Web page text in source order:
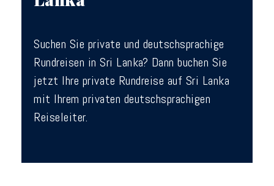
Suchen Sie private und deutschsprachige
Rundreisen in Sri Lanka? Dann buchen Sie
jetzt Ihre private Rundreise auf Sri Lanka
mit Ihrem privaten deutschsprachigen
Reiseleiter.